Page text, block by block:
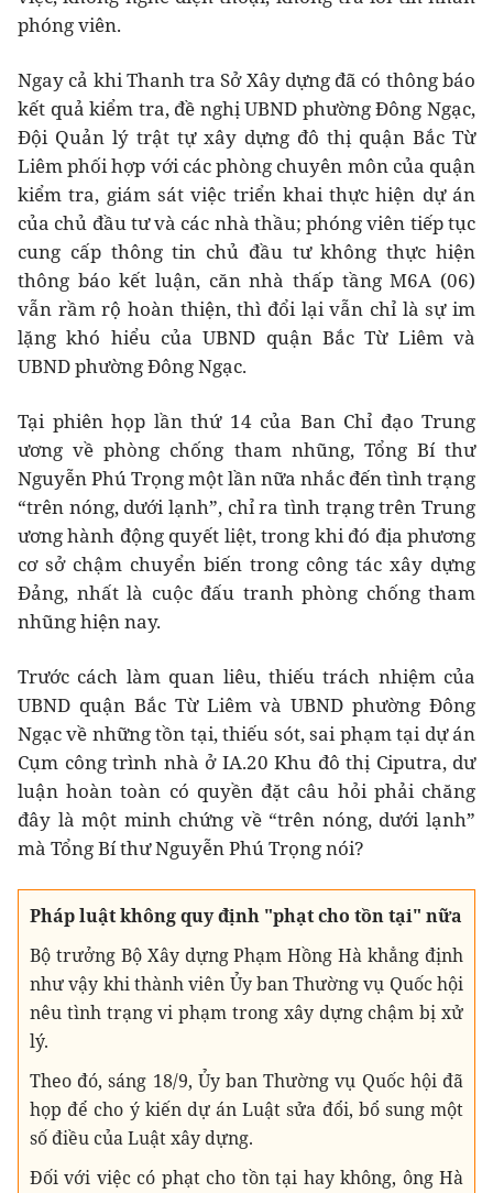
phóng viên.
Ngay cả khi Thanh tra Sở Xây dựng đã có thông báo
kết quả kiểm tra, đề nghị UBND phường Đông Ngạc,
Đội Quản lý trật tự xây dựng đô thị quận Bắc Từ
Liêm phối hợp với các phòng chuyên môn của quận
kiểm tra, giám sát việc triển khai thực hiện dự án
của chủ đầu tư và các nhà thầu; phóng viên tiếp tục
cung cấp thông tin chủ đầu tư không thực hiện
thông báo kết luận, căn nhà thấp tầng M6A (06)
vẫn rầm rộ hoàn thiện, thì đổi lại vẫn chỉ là sự im
lặng khó hiểu của UBND quận Bắc Từ Liêm và
UBND phường Đông Ngạc.
Tại phiên họp lần thứ 14 của Ban Chỉ đạo Trung
ương về phòng chống tham nhũng, Tổng Bí thư
Nguyễn Phú Trọng một lần nữa nhắc đến tình trạng
“trên nóng, dưới lạnh”, chỉ ra tình trạng trên Trung
ương hành động quyết liệt, trong khi đó địa phương
cơ sở chậm chuyển biến trong công tác xây dựng
Đảng, nhất là cuộc đấu tranh phòng chống tham
nhũng hiện nay.
Trước cách làm quan liêu, thiếu trách nhiệm của
UBND quận Bắc Từ Liêm và UBND phường Đông
Ngạc về những tồn tại, thiếu sót, sai phạm tại dự án
Cụm công trình nhà ở IA.20 Khu đô thị Ciputra, dư
luận hoàn toàn có quyền đặt câu hỏi phải chăng
đây là một minh chứng về “trên nóng, dưới lạnh”
mà Tổng Bí thư Nguyễn Phú Trọng nói?
Pháp luật không quy định "phạt cho tồn tại" nữa
Bộ trưởng Bộ Xây dựng Phạm Hồng Hà khẳng định
như vậy khi thành viên Ủy ban Thường vụ Quốc hội
nêu tình trạng vi phạm trong xây dựng chậm bị xử
lý.
Theo đó, sáng 18/9, Ủy ban Thường vụ Quốc hội đã
họp để cho ý kiến dự án Luật sửa đổi, bổ sung một
số điều của Luật xây dựng.
Đối với việc có phạt cho tồn tại hay không, ông Hà